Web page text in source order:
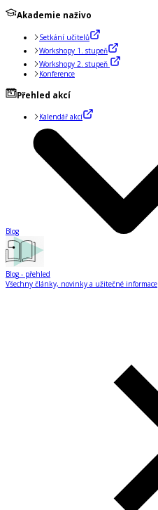
Akademie naživo
Setkání učitelů
Workshopy 1. stupeň
Workshopy 2. stupeň
Konference
Přehled akcí
Kalendář akcí
Blog
Blog - přehled
Všechny články, novinky a užitečné informace